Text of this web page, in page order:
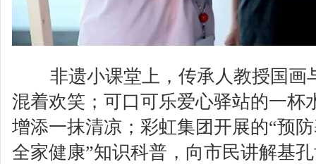
非遗小课堂上，传承人教授国画
混着欢笑；可口可乐爱心驿站的一杯
增添一抹清凉；彩虹集团开展的“预
全家健康”知识科普，向市民讲解基